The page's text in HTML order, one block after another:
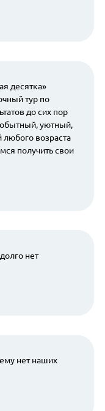
десятка»
тур по
до сих пор
уютный,
любого возраста
получить свои
нет
нет наших